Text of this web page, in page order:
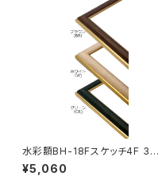
水彩額BH-18Fスケッチ4F 352
×443ミリ
¥5,060